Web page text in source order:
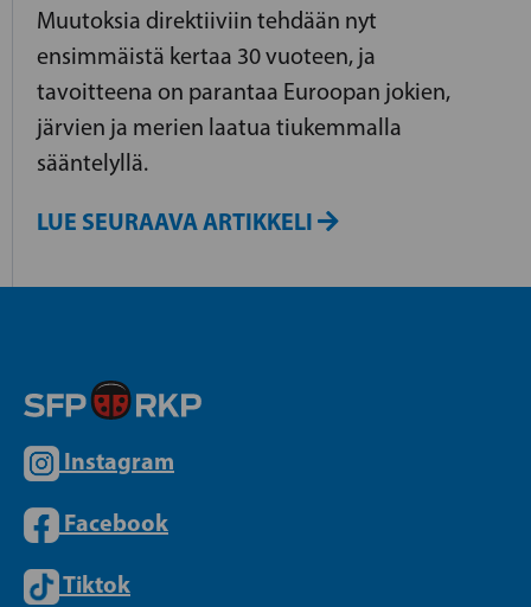
Muutoksia direktiiviin tehdään nyt
ensimmäistä kertaa 30 vuoteen, ja
tavoitteena on parantaa Euroopan jokien,
järvien ja merien laatua tiukemmalla
sääntelyllä.
LUE SEURAAVA ARTIKKELI
Instagram
Facebook
Tiktok